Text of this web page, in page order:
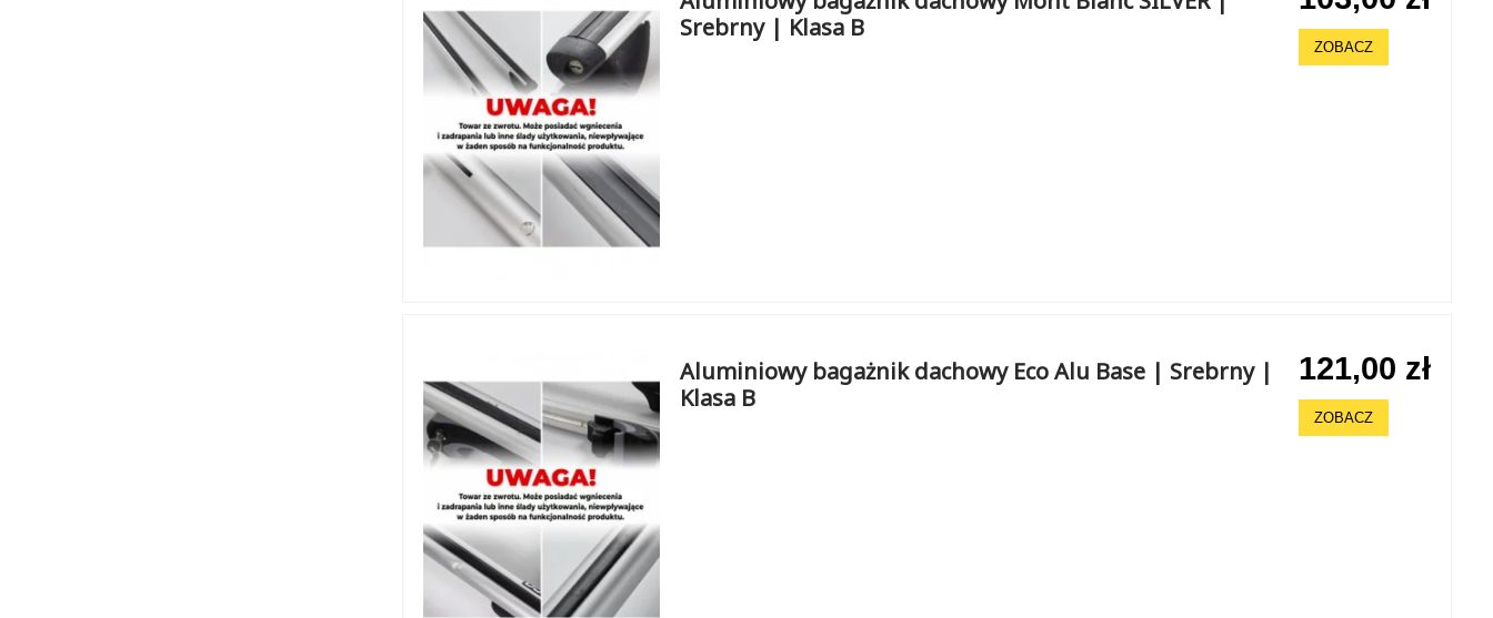
Srebrny | Klasa B
ZOBACZ
Aluminiowy bagażnik dachowy Eco Alu Base | Srebrny |
Klasa B
121,00 zł
ZOBACZ